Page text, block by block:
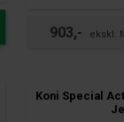
903,-
Koni Special